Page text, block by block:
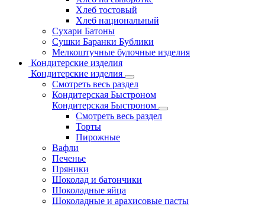
Хлеб тостовый
Хлеб национальный
Сухари Батоны
Сушки Баранки Бублики
Мелкоштучные булочные изделия
Кондитерские изделия
Кондитерские изделия
Смотреть весь раздел
Кондитерская Быстроном
Кондитерская Быстроном
Смотреть весь раздел
Торты
Пирожные
Вафли
Печенье
Пряники
Шоколад и батончики
Шоколадные яйца
Шоколадные и арахисовые пасты